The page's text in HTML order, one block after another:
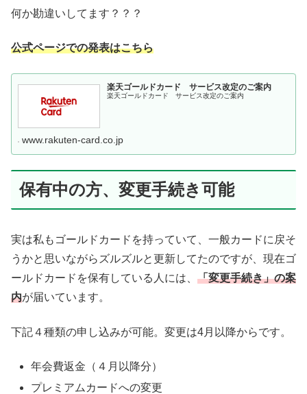
何か勘違いしてます？？？
公式ページでの発表はこちら
楽天ゴールドカード サービス改定のご案内
楽天ゴールドカード サービス改定のご案内
www.rakuten-card.co.jp
保有中の方、変更手続き可能
実は私もゴールドカードを持っていて、一般カードに戻そ
うかと思いながらズルズルと更新してたのですが、現在ゴ
ールドカードを保有している人には、 「変更手続き」の案
内が届いています。
下記４種類の申し込みが可能。変更は4月以降からです。
年会費返金（４月以降分）
プレミアムカードへの変更